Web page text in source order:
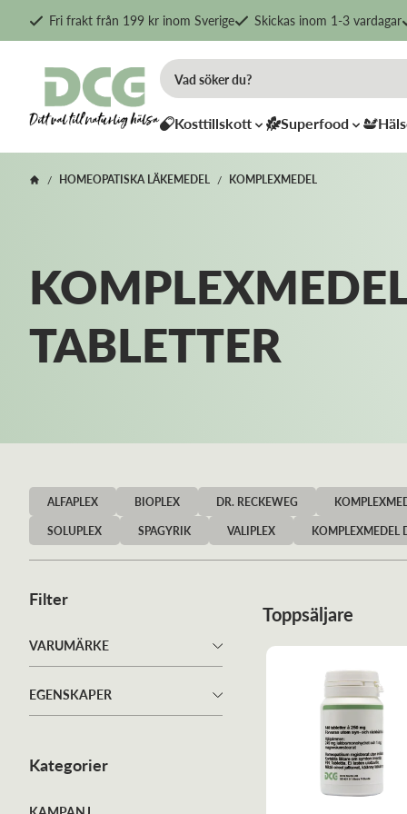
Fri frakt från 199 kr inom Sverige Skickas inom 1-3 vardagar
Kosttillskott Superfood
/ HOMEOPATISKA LÄKEMEDEL / KOMPLEXMEDEL
TABLETTER
ALFAPLEX BIOPLEX DR. RECKEWEG
SOLUPLEX
SPAGYRIK VALIPLEX KOMPLEXMEDEL
Filter
VARUMÄRKE
DCG(98)
Dr. Reckeweg(96)
Sanum-Kehlbeck
EGENSKAPER
Made in Sweden
Kategorier
Toppsäljare